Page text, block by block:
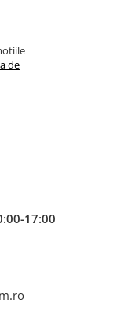
de
17:00